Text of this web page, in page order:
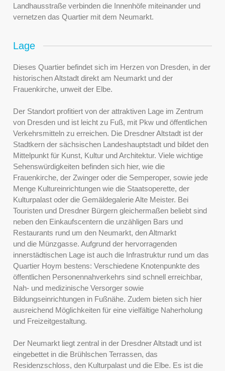
Landhausstraße verbinden die Innenhöfe miteinander und
vernetzen das Quartier mit dem Neumarkt.
Lage
Dieses Quartier befindet sich im Herzen von Dresden, in der
historischen Altstadt direkt am Neumarkt und der
Frauenkirche, unweit der Elbe.
Der Standort profitiert von der attraktiven Lage im Zentrum
von Dresden und ist leicht zu Fuß, mit Pkw und öffentlichen
Verkehrsmitteln zu erreichen. Die Dresdner Altstadt ist der
Stadtkern der sächsischen Landeshauptstadt und bildet den
Mittelpunkt für Kunst, Kultur und Architektur. Viele wichtige
Sehenswürdigkeiten befinden sich hier, wie die
Frauenkirche, der Zwinger oder die Semperoper, sowie jede
Menge Kultureinrichtungen wie die Staatsoperette, der
Kulturpalast oder die Gemäldegalerie Alte Meister. Bei
Touristen und Dresdner Bürgern gleichermaßen beliebt sind
neben den Einkaufscentern die unzähligen Bars und
Restaurants rund um den Neumarkt, den Altmarkt
und die Münzgasse. Aufgrund der hervorragenden
innerstädtischen Lage ist auch die Infrastruktur rund um das
Quartier Hoym bestens: Verschiedene Knotenpunkte des
öffentlichen Personennahverkehrs sind schnell erreichbar,
Nah- und medizinische Versorger sowie
Bildungseinrichtungen in Fußnähe. Zudem bieten sich hier
ausreichend Möglichkeiten für eine vielfältige Naherholung
und Freizeitgestaltung.
Der Neumarkt liegt zentral in der Dresdner Altstadt und ist
eingebettet in die Brühlschen Terrassen, das
Residenzschloss, den Kulturpalast und die Elbe. Es ist die